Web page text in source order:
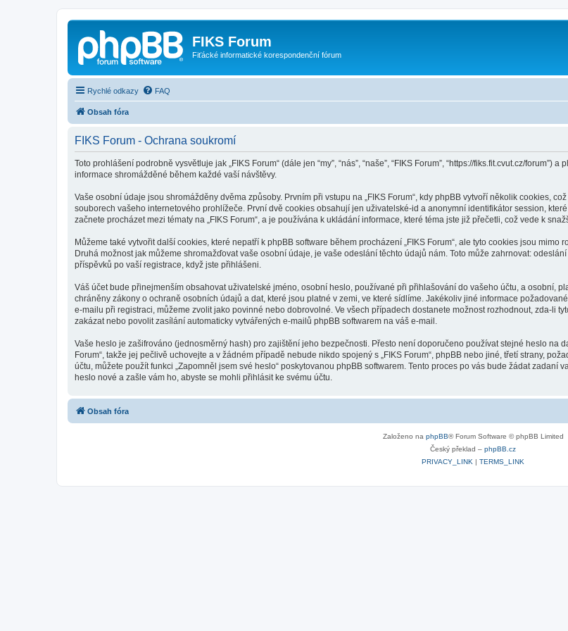
FIKS Forum
Fiťácké informatické korespondenční fórum
Rychlé odkazy FAQ
Obsah fóra
FIKS Forum - Ochrana soukromí
Toto prohlášení podrobně vysvětluje jak „FIKS Forum“ (dále jen “my”, “nás”, “naše”, “FIKS Forum”, “https://fiks.fit.cvut.cz/forum”)
informace shromážděné během každé vaší návštěvy.
Vaše osobní údaje jsou shromážděny dvěma způsoby. Prvním při vstupu na „FIKS Forum“, kdy phpBB vytvoří několik cookies,
souborech vašeho internetového prohlížeče. První dvě cookies obsahují jen uživatelské-id a anonymní identifikátor session,
začnete procházet mezi tématy na „FIKS Forum“, a je používána k ukládání informace, které téma jste již přečetli, což vede k
Můžeme také vytvořit další cookies, které nepatří k phpBB software během procházení „FIKS Forum“, ale tyto cookies jsou
Druhá možnost jak můžeme shromažďovat vaše osobní údaje, je vaše odeslání těchto údajů nám. Toto může zahrnovat:
příspěvků po vaší registrace, když jste přihlášeni.
Váš účet bude přinejmenším obsahovat uživatelské jméno, osobní heslo, používané při přihlašování do vašeho účtu, a osobní,
chráněny zákony o ochraně osobních údajů a dat, které jsou platné v zemi, ve které sídlíme. Jakékoliv jiné informace
e-mailu při registraci, můžeme zvolit jako povinné nebo dobrovolné. Ve všech případech dostanete možnost rozhodnout, zda-li
zakázat nebo povolit zasílání automaticky vytvářených e-mailů phpBB softwarem na váš e-mail.
Vaše heslo je zašifrováno (jednosměrný hash) pro zajištění jeho bezpečnosti. Přesto není doporučeno používat stejné heslo na
Forum“, takže jej pečlivě uchovejte a v žádném případě nebude nikdo spojený s „FIKS Forum“, phpBB nebo jiné, třetí strany,
účtu, můžete použít funkci „Zapomněl jsem své heslo“ poskytovanou phpBB softwarem. Tento proces po vás bude žádat
heslo nové a zašle vám ho, abyste se mohli přihlásit ke svému účtu.
Obsah fóra
Založeno na phpBB® Forum Software © phpBB Limited
Český překlad – phpBB.cz
PRIVACY_LINK | TERMS_LINK